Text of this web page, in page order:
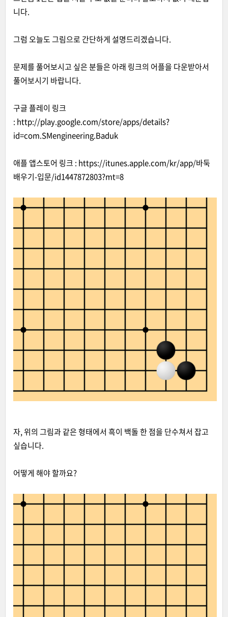
니다.
그럼 오늘도 그림으로 간단하게 설명드리겠습니다.
문제를 풀어보시고 싶은 분들은 아래 링크의 어플을 다운받아서
풀어보시기 바랍니다.
구글 플레이 링크
: http://play.google.com/store/apps/details?
id=com.SMengineering.Baduk
애플 앱스토어 링크 : https://itunes.apple.com/kr/app/바둑
배우기-입문/id1447872803?mt=8
자, 위의 그림과 같은 형태에서 흑이 백돌 한 점을 단수쳐서 잡고
싶습니다.
어떻게 해야 할까요?